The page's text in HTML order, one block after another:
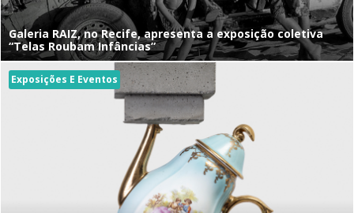
Galeria RAIZ, no Recife, apresenta a exposição coletiva
“Telas Roubam Infâncias”
Exposições E Eventos